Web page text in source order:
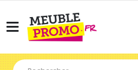
Basculer